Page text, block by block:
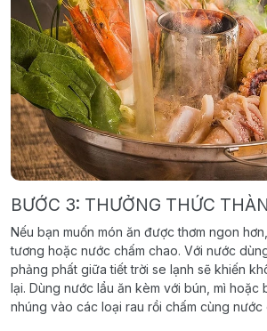
BƯỚC 3: THƯỞNG THỨC
Nếu bạn muốn món ăn được thơm ngon
tương hoặc nước chấm chao. Với nước
phảng phất giữa tiết trời se lạnh sẽ khiến
lại. Dùng nước lẩu ăn kèm với bún, mì hoặc
nhúng vào các loại rau rồi chấm cùng nước